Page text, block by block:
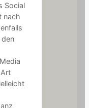
Social
nach